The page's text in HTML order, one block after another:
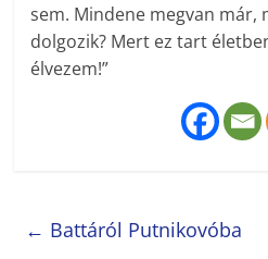
sem. Mindene megvan már,
dolgozik? Mert ez tart
élvezem!”
← Battáról Putnikovóba